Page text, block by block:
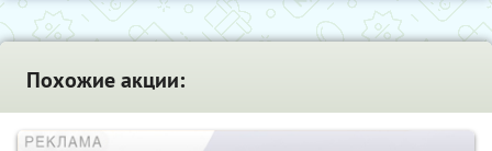
Похожие акции: